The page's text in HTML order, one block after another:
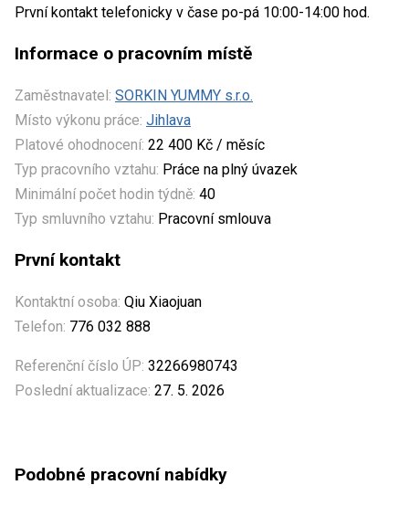
První kontakt telefonicky v čase po-pá 10:00-14:00 hod.
Informace o pracovním místě
Zaměstnavatel: SORKIN YUMMY s.r.o.
Místo výkonu práce: Jihlava
Platové ohodnocení: 22 400 Kč / měsíc
Typ pracovního vztahu: Práce na plný úvazek
Minimální počet hodin týdně: 40
Typ smluvního vztahu: Pracovní smlouva
První kontakt
Kontaktní osoba: Qiu Xiaojuan
Telefon: 776 032 888
Referenční číslo ÚP: 32266980743
Poslední aktualizace: 27. 5. 2026
Podobné pracovní nabídky